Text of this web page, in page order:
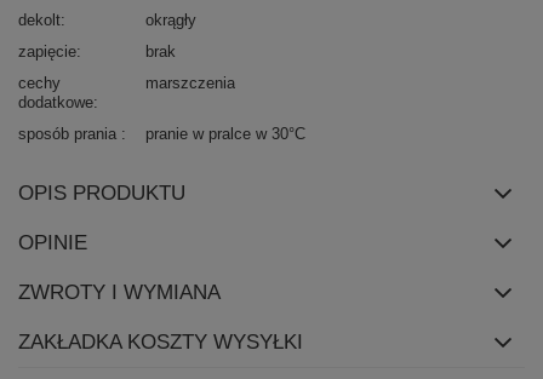
dekolt
okrągły
zapięcie
brak
cechy
dodatkowe
marszczenia
sposób prania pranie w pralce w 30°C
OPIS PRODUKTU
OPINIE
ZWROTY I WYMIANA
ZAKŁADKA KOSZTY WYSYŁKI